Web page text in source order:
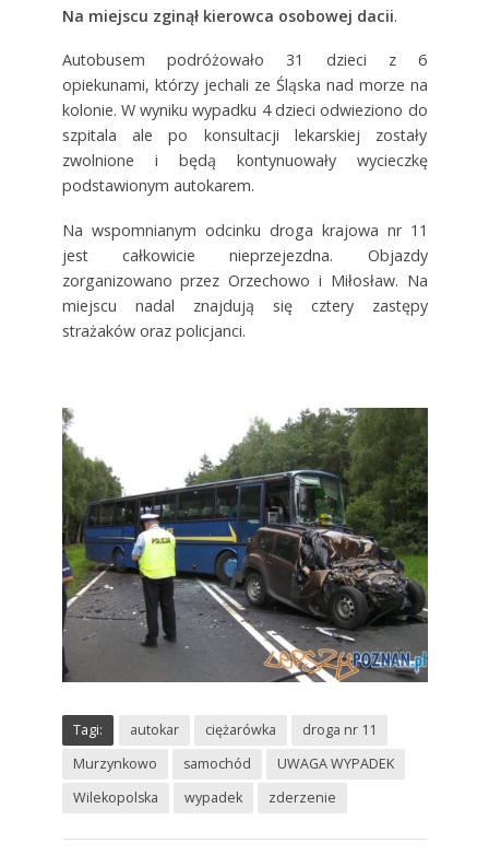
Na miejscu zginął kierowca osobowej dacii.
Autobusem podróżowało 31 dzieci z 6
opiekunami, którzy jechali ze Śląska nad morze na
kolonie. W wyniku wypadku 4 dzieci odwieziono do
szpitala ale po konsultacji lekarskiej zostały
zwolnione i będą kontynuowały wycieczkę
podstawionym autokarem.
Na wspomnianym odcinku droga krajowa nr 11
jest całkowicie nieprzejezdna. Objazdy
zorganizowano przez Orzechowo i Miłosław. Na
miejscu nadal znajdują się cztery zastępy
strażaków oraz policjanci.
Tagi: autokar ciężarówka
droga nr 11
Murzynkowo
samochód
UWAGA WYPADEK
Wilekopolska
wypadek zderzenie